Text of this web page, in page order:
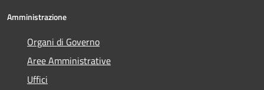
Amministrazione
Organi di Governo
Aree Amministrative
Uffici